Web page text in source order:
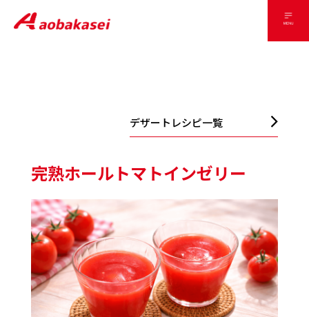
デザートレシピ一覧
完熟ホールトマトインゼリー